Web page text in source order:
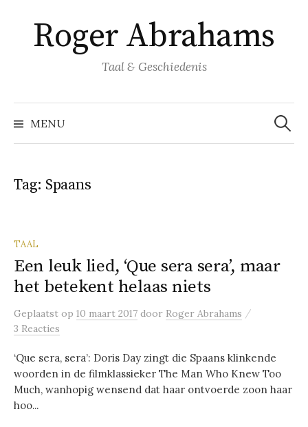
inhoud
springen
Roger Abrahams
Taal & Geschiedenis
MENU
Zoeken
naar:
Tag: Spaans
TAAL
Een leuk lied, ‘Que sera sera’, maar
het betekent helaas niets
Geplaatst op 10 maart 2017 door Roger Abrahams /
3 Reacties
‘Que sera, sera’: Doris Day zingt die Spaans klinkende
woorden in de filmklassieker The Man Who Knew Too
Much, wanhopig wensend dat haar ontvoerde zoon haar
hoo...